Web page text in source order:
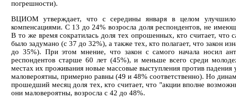
погрешности).
ВЦИОМ утверждает, что с середины января в целом
компенсациями. С 13 до 24% возросла доля респондентов, не
В то же время сократилась доля тех опрошенных, кто считает, что
было задумано (с 37 до 32%), а также тех, кто полагает, что закон
до 35%). При этом мнение, что закон с самого начала носил
респондентов старше 60 лет (45%), и меньше всего среди
местах их проживания новые массовые выступления против
маловероятны, примерно равны (49 и 48% соответственно). Но
прошедший месяц доля тех, кто считает, что "акции вполне
они маловероятны, возросла с 42 до 48%.